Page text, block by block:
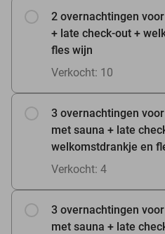
2 overnachtingen
+ late check-out +
fles wijn
Verkocht: 10
3 overnachtingen
met sauna + late
welkomstdrankje en
Verkocht: 4
3 overnachtingen
met sauna + late